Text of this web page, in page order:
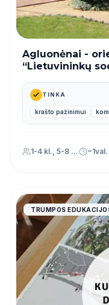
Agluonėnai -
“Lietuvininkų
TINKA
krašto pažinimui
1-4 kl., 5-8 kl., 9-12 kl. ~1val.
TRUMPOS